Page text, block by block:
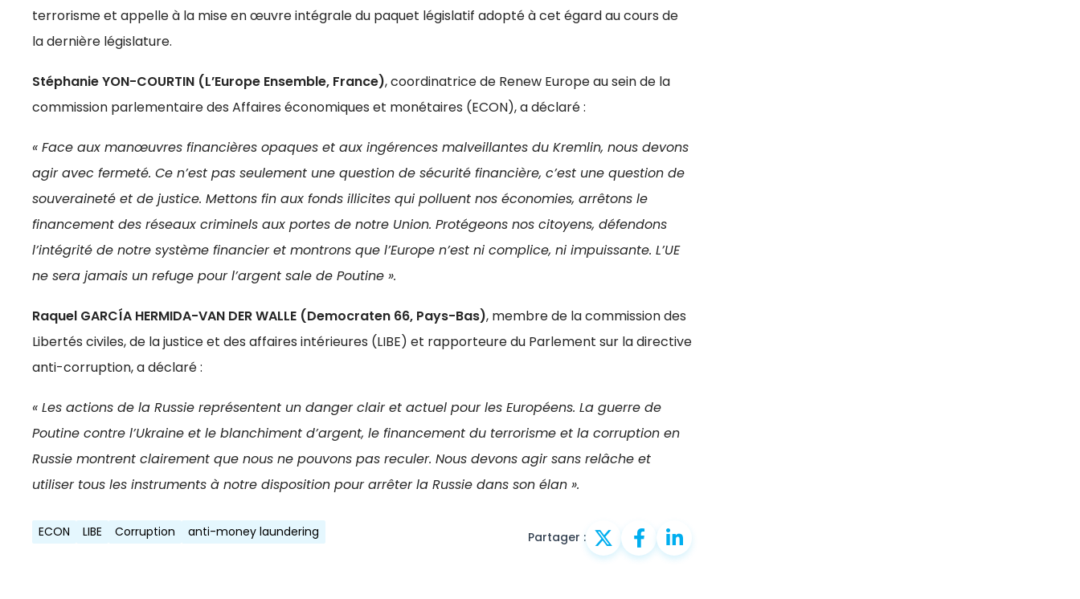
terrorisme et appelle à la mise en œuvre intégrale du paquet législatif adopté à cet égard au cours de
la dernière législature.
Stéphanie YON-COURTIN (L’Europe Ensemble, France), coordinatrice de Renew Europe au sein de la
commission parlementaire des Affaires économiques et monétaires (ECON), a déclaré :
« Face aux manœuvres financières opaques et aux ingérences malveillantes du Kremlin, nous devons
agir avec fermeté. Ce n’est pas seulement une question de sécurité financière, c’est une question de
souveraineté et de justice. Mettons fin aux fonds illicites qui polluent nos économies, arrêtons le
financement des réseaux criminels aux portes de notre Union. Protégeons nos citoyens, défendons
l’intégrité de notre système financier et montrons que l’Europe n’est ni complice, ni impuissante. L’UE
ne sera jamais un refuge pour l’argent sale de Poutine ».
Raquel GARCÍA HERMIDA-VAN DER WALLE (Democraten 66, Pays-Bas), membre de la commission des
Libertés civiles, de la justice et des affaires intérieures (LIBE) et rapporteure du Parlement sur la directive
anti-corruption, a déclaré :
« Les actions de la Russie représentent un danger clair et actuel pour les Européens. La guerre de
Poutine contre l’Ukraine et le blanchiment d’argent, le financement du terrorisme et la corruption en
Russie montrent clairement que nous ne pouvons pas reculer. Nous devons agir sans relâche et
utiliser tous les instruments à notre disposition pour arrêter la Russie dans son élan ».
ECON LIBE Corruption anti-money laundering Partager :